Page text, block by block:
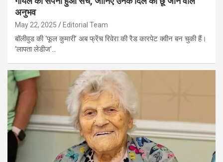
अनुभव
May 22, 2025 Editorial Team
बॉलीवुड की ‘फूल कुमारी’ अब फ्रेंच रिवेरा की रैड कारपेट क्वीन बन चुकी हैं।
‘लापता लेडीज’…